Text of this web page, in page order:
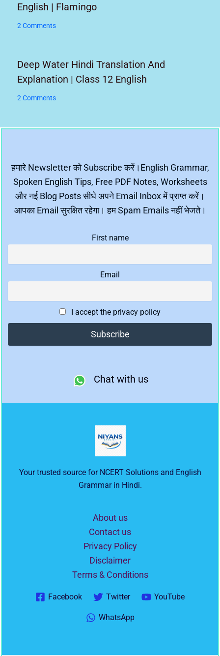
English | Flamingo
2 Comments
Deep Water Hindi Translation And
Explanation | Class 12 English
2 Comments
हमारे Newsletter को Subscribe करें।English Grammar,
Spoken English Tips, Free PDF Notes, Worksheets
और नई Blog Posts सीधे अपने Email Inbox में प्राप्त करें।
आपका Email सुरक्षित रहेगा। हम Spam Emails नहीं भेजते।
First name
Email
I accept the privacy policy
Chat with us
Your trusted source for NCERT Solutions and English
Grammar in Hindi.
About us
Contact us
Privacy Policy
Disclaimer
Terms & Conditions
Facebook Twitter YouTube
WhatsApp